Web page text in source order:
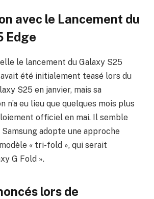
avec le Lancement du
Edge
le lancement du Galaxy S25
avait été initialement teasé lors du
S25 en janvier, mais sa
n’a eu lieu que quelques mois plus
officiel en mai. Il semble
adopte une approche
« tri-fold », qui serait
G Fold ».
lors de